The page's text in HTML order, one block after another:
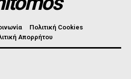
Πολιτική Cookies
Απορρήτου